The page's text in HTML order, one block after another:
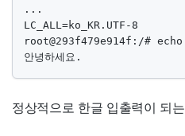
...
LC_ALL=ko_KR.UTF-8
root@293f479e914f:/# echo
안녕하세요.
정상적으로 한글 입출력이 되